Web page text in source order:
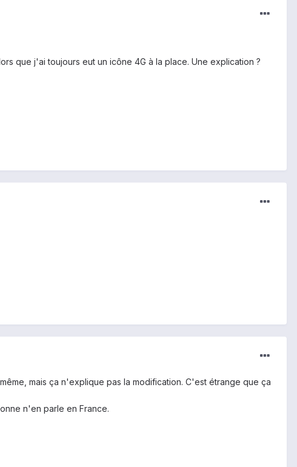
que j'ai toujours eut un icône 4G à la place. Une explication ?
mais ça n'explique pas la modification. C'est étrange que ça
n'en parle en France.